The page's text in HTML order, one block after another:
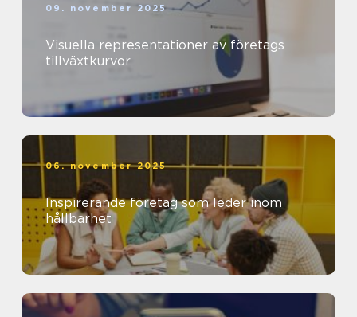
09. november 2025
Visuella representationer av företags
tillväxtkurvor
06. november 2025
Inspirerande företag som leder inom
hållbarhet